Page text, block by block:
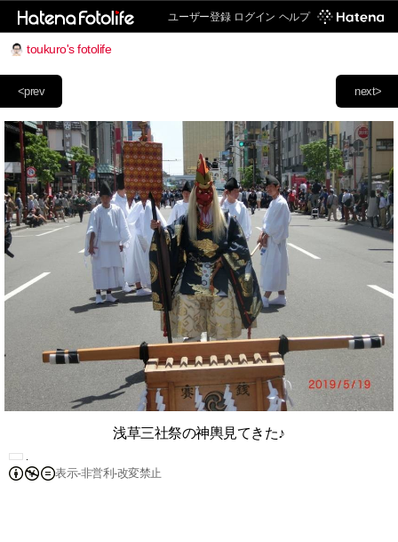
ユーザー登録 ログイン ヘルプ
toukuro's fotolife
next>
<prev
浅草三社祭の神輿見てきた♪
表示-非営利-改変禁止